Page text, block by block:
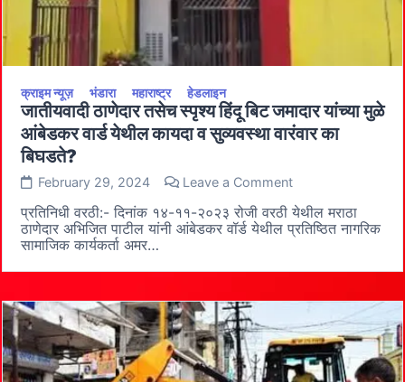
भावी
गेले?
क्राइम न्यूज़ भंडारा महाराष्ट्र हेडलाइन
जातीयवादी ठाणेदार तसेच स्पृश्य हिंदू बिट जमादार यांच्या मुळे
आंबेडकर वार्ड येथील कायदा व सुव्यवस्था वारंवार का
बिघडते?
February 29, 2024 Leave a Commenton
ठाणेदार
तसेच
स्पृश्य
बिट
आंबेडकर
वार्ड
येथील
कायदा
प्रतिनिधी वरठी:- दिनांक १४-११-२०२३ रोजी वरठी येथील मराठा
ठाणेदार अभिजित पाटील यांनी आंबेडकर वॉर्ड येथील प्रतिष्ठित नागरिक
सामाजिक कार्यकर्ता अमर…